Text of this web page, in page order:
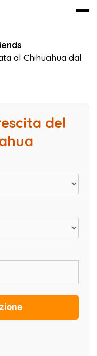
al Chihuahua dal
del